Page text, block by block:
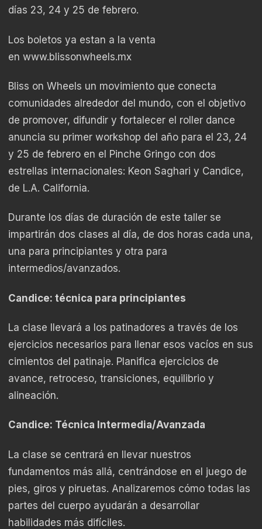
días 23, 24 y 25 de febrero.
Los boletos ya estan a la venta
en www.blissonwheels.mx
Bliss on Wheels un movimiento que conecta
comunidades alrededor del mundo, con el objetivo
de promover, difundir y fortalecer el roller dance
anuncia su primer workshop del año para el 23, 24
y 25 de febrero en el Pinche Gringo con dos
estrellas internacionales: Keon Saghari y Candice,
de L.A. California.
Durante los días de duración de este taller se
impartirán dos clases al día, de dos horas cada una,
una para principiantes y otra para
intermedios/avanzados.
Candice: técnica para principiantes
La clase llevará a los patinadores a través de los
ejercicios necesarios para llenar esos vacíos en sus
cimientos del patinaje. Planifica ejercicios de
avance, retroceso, transiciones, equilibrio y
alineación.
Candice: Técnica Intermedia/Avanzada
La clase se centrará en llevar nuestros
fundamentos más allá, centrándose en el juego de
pies, giros y piruetas. Analizaremos cómo todas las
partes del cuerpo ayudarán a desarrollar
habilidades más difíciles.